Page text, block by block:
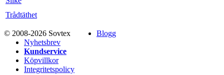
Trådtäthet
© 2008-2026 Sovtex
Blogg
Nyhetsbrev
Kundservice
Köpvillkor
Integritetspolicy